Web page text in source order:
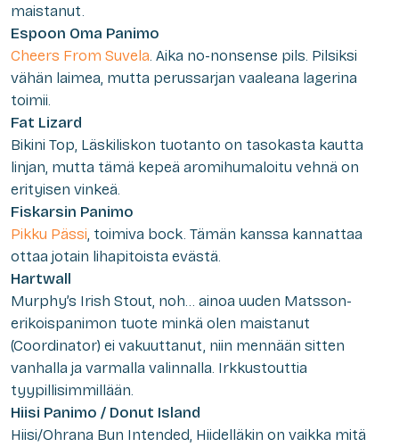
maistanut.
Espoon Oma Panimo
Cheers From Suvela. Aika no-nonsense pils. Pilsiksi
vähän laimea, mutta perussarjan vaaleana lagerina
toimii.
Fat Lizard
Bikini Top, Läskiliskon tuotanto on tasokasta kautta
linjan, mutta tämä kepeä aromihumaloitu vehnä on
erityisen vinkeä.
Fiskarsin Panimo
Pikku Pässi, toimiva bock. Tämän kanssa kannattaa
ottaa jotain lihapitoista evästä.
Hartwall
Murphy’s Irish Stout, noh… ainoa uuden Matsson-
erikoispanimon tuote minkä olen maistanut
(Coordinator) ei vakuuttanut, niin mennään sitten
vanhalla ja varmalla valinnalla. Irkkustouttia
tyypillisimmillään.
Hiisi Panimo / Donut Island
Hiisi/Ohrana Bun Intended, Hiidelläkin on vaikka mitä